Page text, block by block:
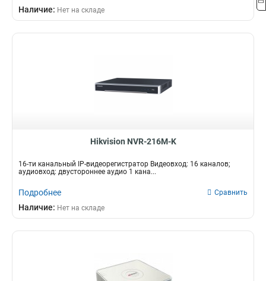
Наличие: Нет на складе
Hikvision NVR-216M-K
16-ти канальный IP-видеорегистратор Видеовход: 16 каналов;
аудиовход: двустороннее аудио 1 кана...
Подробнее Сравнить
Наличие: Нет на складе